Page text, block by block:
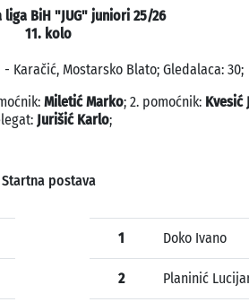
liga BiH "JUG" juniori 25/26
11. kolo
- Karačić, Mostarsko Blato; Gledalaca: 30;
Miletić Marko; 2. pomoćnik: Kvesić
Jurišić Karlo;
Startna postava
1 Doko Ivano
2 Planinić